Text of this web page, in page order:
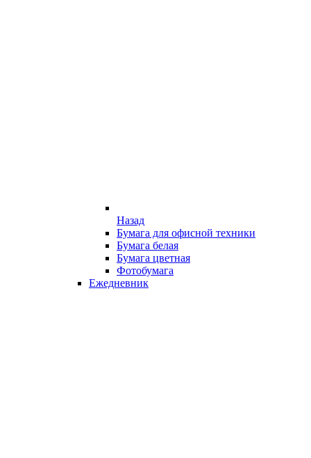
Назад
Бумага для офисной техники
Бумага белая
Бумага цветная
Фотобумага
Ежедневник